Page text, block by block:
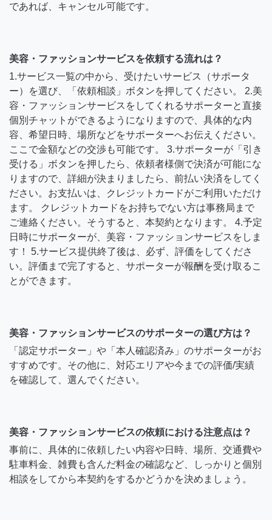
であれば、キャンセル可能です。
美容・ファッションサービスを依頼する流れは？
1.サービス一覧の中から、受けたいサービス（サポータ
ー）を選び、「依頼相談」ボタンを押してください。 2.美
容・ファッションサービスをしてくれるサポーターと直接
個別チャットができるようになりますので、具体的な内
容、希望日時、場所などをサポーターへお伝えください。
ここで金額などの交渉も可能です。 3.サポーターが「引き
受ける」ボタンを押したら、依頼者様側で決済が可能にな
りますので、詳細が決まりましたら、前払い決済をしてく
ださい。お支払いは、クレジットカードがご利用いただけ
ます。 クレジットカードをお持ちでない方は事務局まで
ご連絡ください。そうすると、本契約となります。 4.予定
日時にサポーターが、美容・ファッションサービスをしま
す！ 5.サービス提供終了後は、必ず、評価をしてくださ
い。評価まで完了すると、サポーターが報酬を受け取るこ
とができます。
美容・ファッションサービスのサポーターの選び方は？
「認定サポーター」や「本人確認済み」のサポーターがお
すすめです。その他に、対応エリアや今までの評価/実績
を確認して、選んでください。
美容・ファッションサービスの依頼における注意点は？
事前に、具体的に依頼したい内容や日時、場所、交通費や
駐車料金、雑費も含んだ料金の確認など、しっかりと個別
相談をしてから本契約をするかどうかを決めましょう。